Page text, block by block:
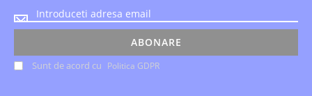
Noutatile
despre
si
oferteleSunt de acord cu Politica GDPR
ABONARE